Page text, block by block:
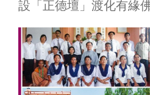
設「正德壇」渡化有緣佛